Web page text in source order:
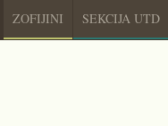
ZOFIJINI SEKCIJA UTD